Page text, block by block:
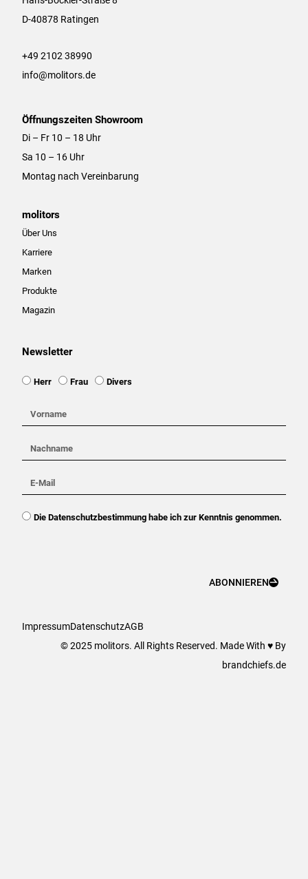
D-40878 Ratingen
+49 2102 38990
info@molitors.de
Öffnungszeiten Showroom
Di – Fr 10 – 18 Uhr
Sa 10 – 16 Uhr
Montag nach Vereinbarung
molitors
Über Uns
Karriere
Marken
Produkte
Magazin
Newsletter
Ansprache
Herr Frau Divers
Vorname
Nachname
DSGVO
Die Datenschutzbestimmung habe ich zur Kenntnis genommen.
ABONNIEREN
ImpressumDatenschutzAGB
© 2025 molitors. All Rights Reserved. Made With ♥ By
brandchiefs.de